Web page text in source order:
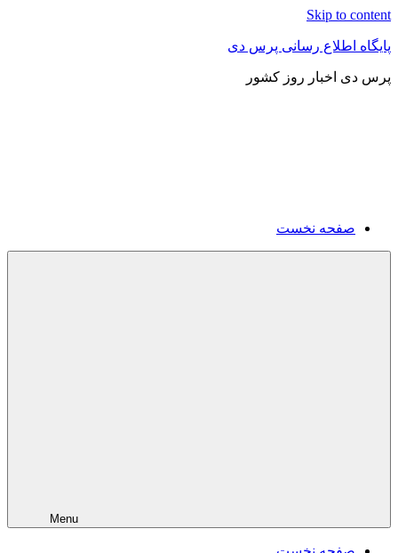
Skip to content
پایگاه اطلاع رسانی پرس دی
پرس دی اخبار روز کشور
صفحه نخست
Menu